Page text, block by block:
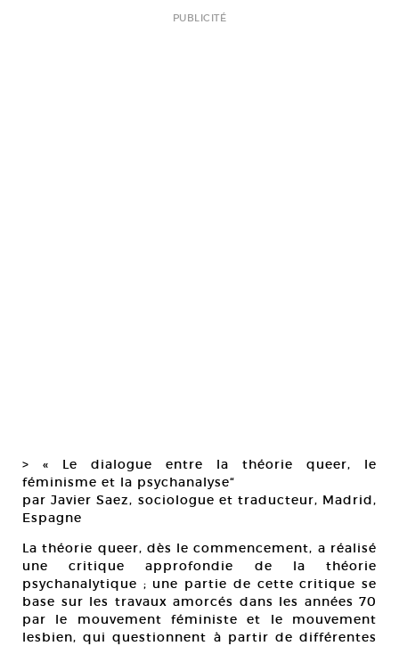
PUBLICITÉ
> « Le dialogue entre la théorie queer, le
féminisme et la psychanalyse“
par Javier Saez, sociologue et traducteur, Madrid,
Espagne
La théorie queer, dès le commencement, a réalisé
une critique approfondie de la théorie
psychanalytique ; une partie de cette critique se
base sur les travaux amorcés dans les années 70
par le mouvement féministe et le mouvement
lesbien, qui questionnent à partir de différentes